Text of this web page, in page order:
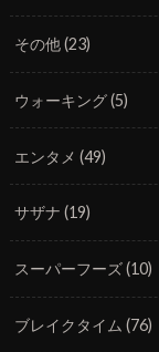
その他(23)
ウォーキング(5)
エンタメ(49)
サザナ(19)
スーパーフーズ(10)
ブレイクタイム(76)